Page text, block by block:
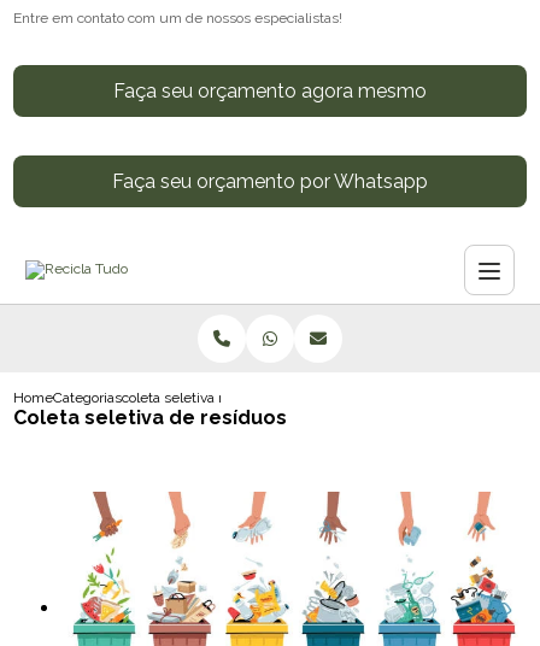
Entre em contato com um de nossos especialistas!
Faça seu orçamento agora mesmo
Faça seu orçamento por Whatsapp
HomeCategoriascoleta seletiva residuos
Coleta seletiva de resíduos